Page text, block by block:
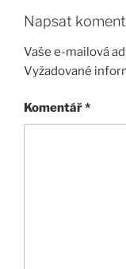
Napsat
Vaše e-mailová
Vyžadované
Komentář*